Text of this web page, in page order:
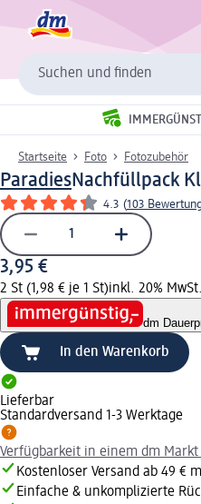
Suchen und finden
Startseite Foto Fotozubehör
ParadiesNachfüllpack
4.3 (103
3,95 €
2 St (1,98 € je 1 St)inkl. 20%
dm
In den Warenkorb
Lieferbar
Standardversand 1-3 Werktage
Verfügbarkeit in einem dm
Kostenloser Versand ab 49 €
Einfache & unkomplizierte